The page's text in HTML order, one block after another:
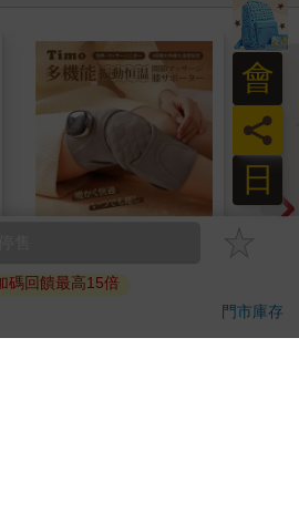
肩/手肘通用) 無線充電
膝熱敷 【單入組】
1290 特價
加入購物車
碼回饋最高15倍
門市庫存
日
員
會